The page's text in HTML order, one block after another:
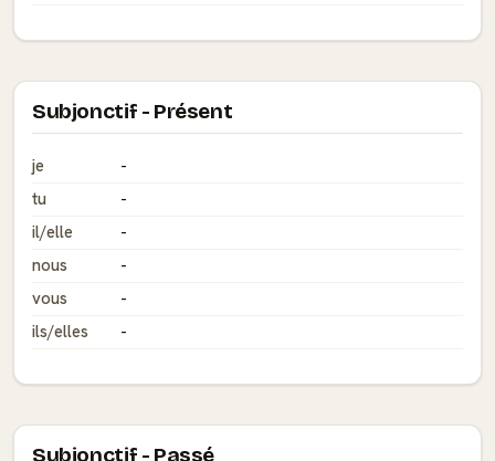
Subjonctif - Présent
je
-
tu
-
il/elle
-
nous
-
vous
-
ils/elles
-
Subjonctif - Passé